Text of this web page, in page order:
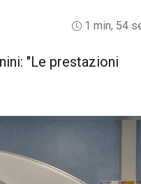
1 min, 54
"Le prestazioni